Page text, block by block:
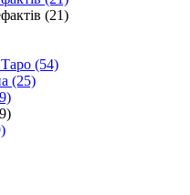
(21)
(54)
(25)